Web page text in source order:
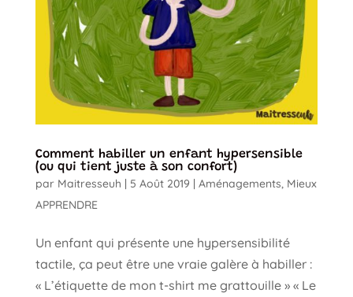
Comment habiller un enfant hypersensible
(ou qui tient juste à son confort)
par Maitresseuh | 5 Août 2019 | Aménagements Mieux
APPRENDRE
Un enfant qui présente une hypersensibilité
tactile, ça peut être une vraie galère à habiller :
« L’étiquette de mon t-shirt me grattouille » « Le